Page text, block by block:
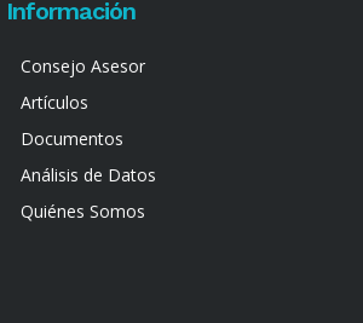
Información
Consejo Asesor
Artículos
Documentos
Análisis de Datos
Quiénes Somos